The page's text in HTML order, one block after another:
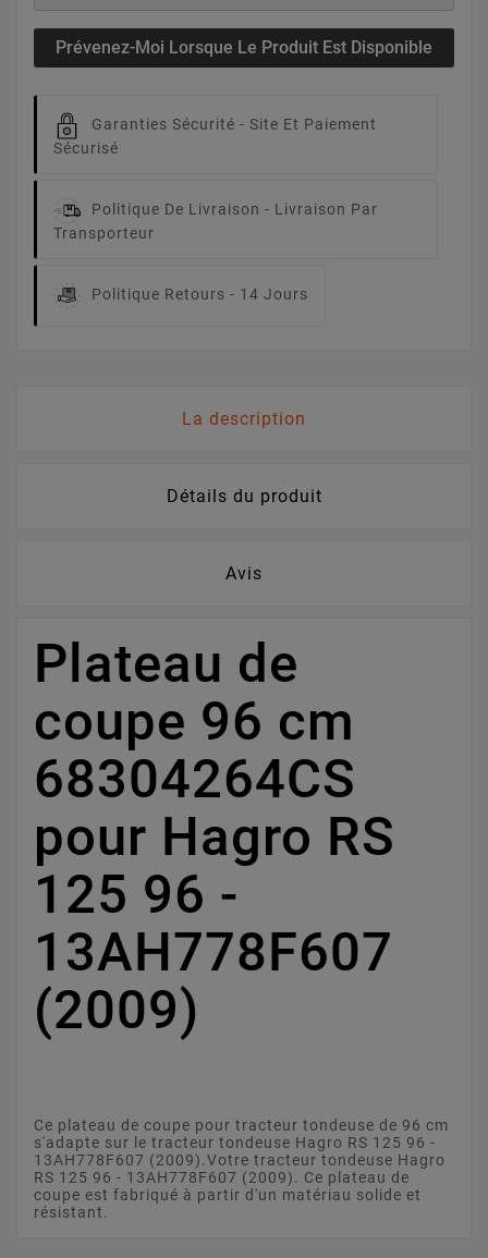
Prévenez-Moi Lorsque Le Produit Est Disponible
Garanties Sécurité - Site Et Paiement
Sécurisé
Politique De Livraison - Livraison Par
Transporteur
Politique Retours - 14 Jours
La description
Détails du produit
Avis
Plateau de
coupe 96 cm
68304264CS
pour Hagro RS
125 96 -
13AH778F607
(2009)
Ce plateau de coupe pour tracteur tondeuse de 96 cm
s'adapte sur le tracteur tondeuse Hagro RS 125 96 -
13AH778F607 (2009).Votre tracteur tondeuse Hagro
RS 125 96 - 13AH778F607 (2009). Ce plateau de
coupe est fabriqué à partir d'un matériau solide et
résistant.